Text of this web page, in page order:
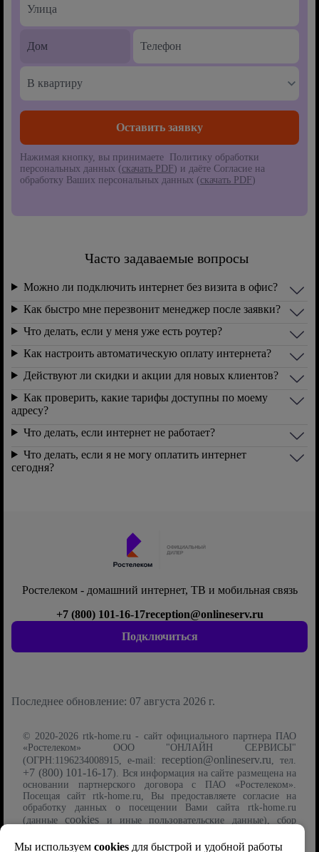
В квартиру
Нажимая кнопку, вы принимаете Политику обработки
персональных данных (скачать PDF) и даёте Согласие на
обработку Ваших персональных данных (скачать PDF)
Часто задаваемые вопросы
Можно ли подключить интернет без визита в офис?
Как быстро мне перезвонит менеджер после заявки?
Что делать, если у меня уже есть роутер?
Как настроить автоматическую оплату интернета?
Действуют ли скидки и акции для новых клиентов?
Как проверить, какие тарифы доступны по моему
адресу?
Что делать, если интернет не работает?
Что делать, если я не могу оплатить интернет
сегодня?
Ростелеком - домашний интернет, ТВ и мобильная связь
Подключиться
+7 (800) 101-16-17reception@onlineserv.ru
Последнее обновление: 07 августа 2026 г.
© 2020-2026 rtk-home.ru - сайт официального партнера ПАО
«Ростелеком» ООО "ОНЛАЙН СЕРВИСЫ"
(ОГРН:1196234008915, e-mail: reception@onlineserv.ru, тел.
+7 (800) 101-16-17). Вся информация на сайте размещена на
основании партнерского договора с ПАО «Ростелеком».
Посещая сайт rtk-home.ru, Вы предоставляете согласие на
обработку данных о посещении Вами сайта rtk-home.ru
(данныеcookies и иные пользовательские данные), сбор
файлов cookie . Указанные данные могут быть использованы
Мы используем cookies для быстрой и удобной работы